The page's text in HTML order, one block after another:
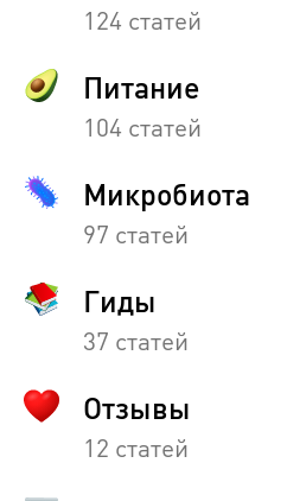
124 статей
Питание
104 статей
Микробиота
97 статей
Гиды
37 статей
Отзывы
12 статей